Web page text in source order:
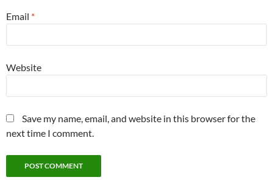
Email *
Website
Save my name, email, and website in this browser for the
next time I comment.